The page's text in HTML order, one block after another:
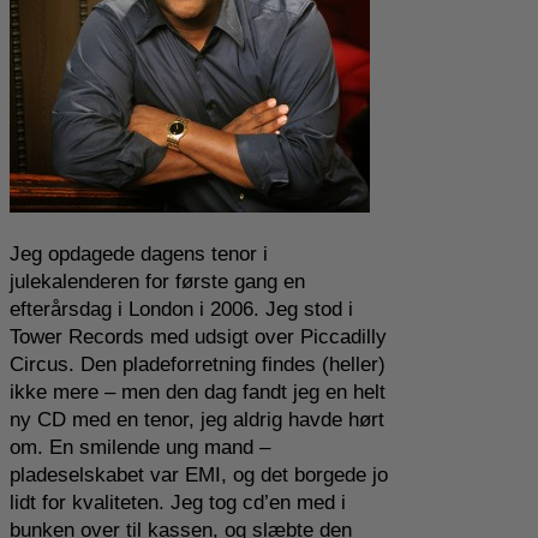
Jeg opdagede dagens tenor i
julekalenderen for første gang en
efterårsdag i London i 2006. Jeg stod i
Tower Records med udsigt over Piccadilly
Circus. Den pladeforretning findes (heller)
ikke mere – men den dag fandt jeg en helt
ny CD med en tenor, jeg aldrig havde hørt
om. En smilende ung mand –
pladeselskabet var EMI, og det borgede jo
lidt for kvaliteten. Jeg tog cd’en med i
bunken over til kassen, og slæbte den